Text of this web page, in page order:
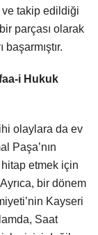
ve takip edildiği
parçası olarak
i Hukuk
olaylara da ev
Paşa’nın
etmek için
bir dönem
Kayseri
Saat